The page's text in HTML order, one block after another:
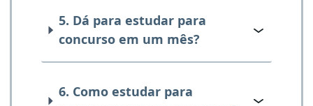
5. Dá para estudar para
concurso em um mês?
6. Como estudar para